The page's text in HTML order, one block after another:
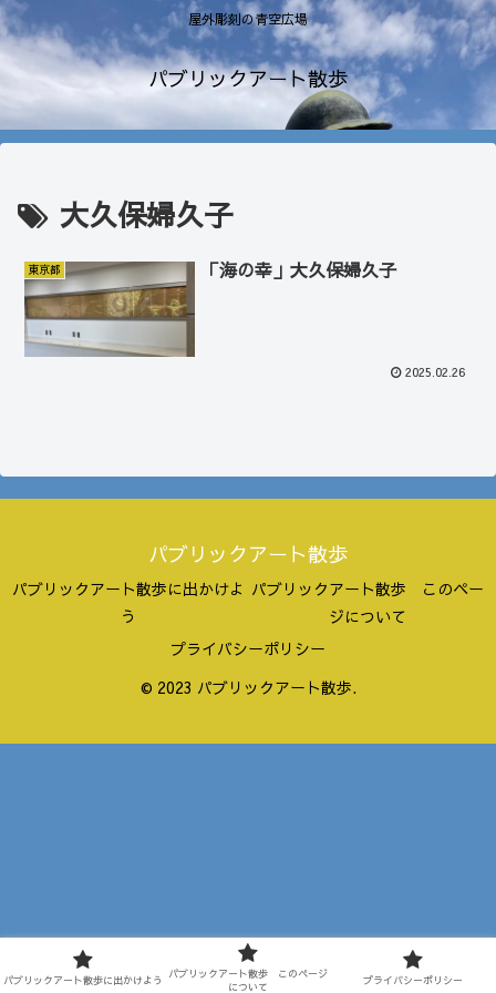
屋外彫刻の青空広場
パブリックアート散歩
大久保婦久子
東京都 「海の幸」大久保婦久子
2025.02.26
パブリックアート散歩
パブリックアート散歩に出かけよ
う
パブリックアート散歩 このペー
ジについて
プライバシーポリシー
© 2023 パブリックアート散歩.
パブリックアート散歩に出かけよう
パブリックアート散歩 このページ
について
プライバシーポリシー